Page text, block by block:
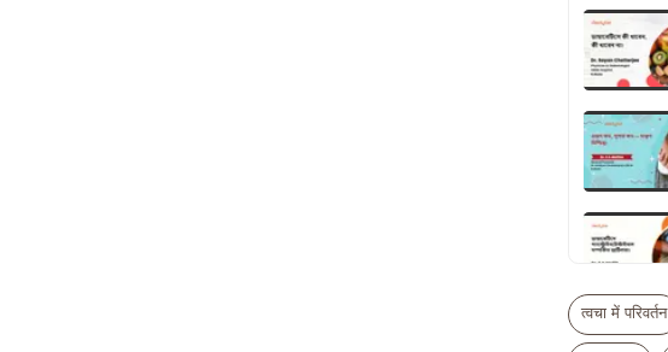
त्वचा में परिवर्तन